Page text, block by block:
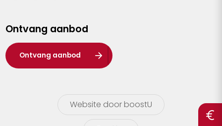
Waasland
Wuustwezel
Zoersel
Ontvang aanbod
Ontvang aanbod
Website door boostU